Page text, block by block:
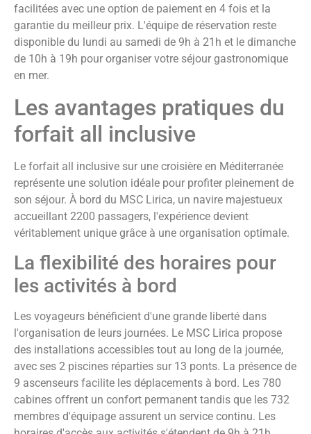
facilitées avec une option de paiement en 4 fois et la
garantie du meilleur prix. L'équipe de réservation reste
disponible du lundi au samedi de 9h à 21h et le dimanche
de 10h à 19h pour organiser votre séjour gastronomique
en mer.
Les avantages pratiques du
forfait all inclusive
Le forfait all inclusive sur une croisière en Méditerranée
représente une solution idéale pour profiter pleinement de
son séjour. À bord du MSC Lirica, un navire majestueux
accueillant 2200 passagers, l'expérience devient
véritablement unique grâce à une organisation optimale.
La flexibilité des horaires pour
les activités à bord
Les voyageurs bénéficient d'une grande liberté dans
l'organisation de leurs journées. Le MSC Lirica propose
des installations accessibles tout au long de la journée,
avec ses 2 piscines réparties sur 13 ponts. La présence de
9 ascenseurs facilite les déplacements à bord. Les 780
cabines offrent un confort permanent tandis que les 732
membres d'équipage assurent un service continu. Les